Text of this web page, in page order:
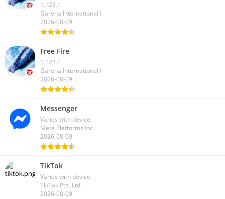
1.123.1
Garena International I
2026-08-09
Free Fire
1.123.1
Garena International I
2026-08-09
Messenger
Varies with device
Meta Platforms Inc.
2026-08-09
TikTok
Varies with device
TikTok Pte. Ltd.
2026-08-09